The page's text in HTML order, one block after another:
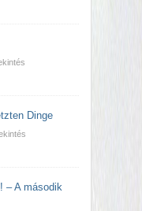
Dinge
– A második